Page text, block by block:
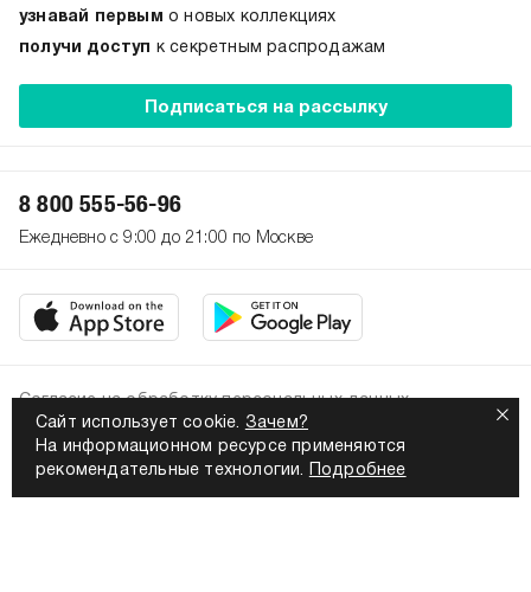
Сайт использует cookie. Зачем?
На информационном ресурсе применяются
рекомендательные технологии.
Подробнее
узнавай первым о новых коллекциях
получи доступ к секретным распродажам
Подписаться на рассылку
8 800 555-56-96
Ежедневно с 9:00 до 21:00 по Москве
2026. Все права защищены
Политика конфиденциальности
Согласие на обработку персональных данных